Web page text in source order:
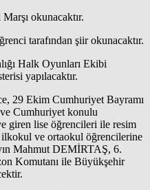
okunacaktır.
tarafından şiir okunacaktır.
Halk Oyunları Ekibi
yapılacaktır.
29 Ekim Cumhuriyet Bayramı
Cumhuriyet konulu
giren lise öğrencileri ile resim
ilkokul ve ortaokul öğrencilerine
Mahmut DEMİRTAŞ, 6.
Komutanı ile Büyükşehir